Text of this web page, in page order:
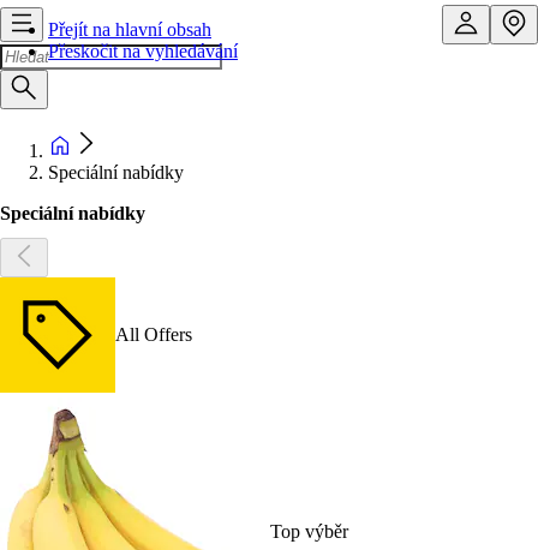
Přejít na hlavní obsah
Přeskočit na vyhledávání
Speciální nabídky
Speciální nabídky
All Offers
Top výběr